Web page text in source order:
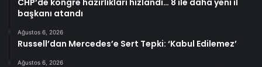
başkanı atandı
Ağustos 6, 2026
Russell’dan Mercedes’e Sert Tepki: ‘Kabul Edilemez’
Ağustos 6, 2026